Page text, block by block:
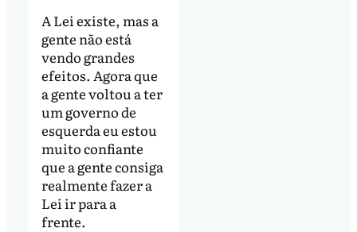
A Lei existe, mas a
gente não está
vendo grandes
efeitos. Agora que
a gente voltou a ter
um governo de
esquerda eu estou
muito confiante
que a gente consiga
realmente fazer a
Lei ir para a
frente.